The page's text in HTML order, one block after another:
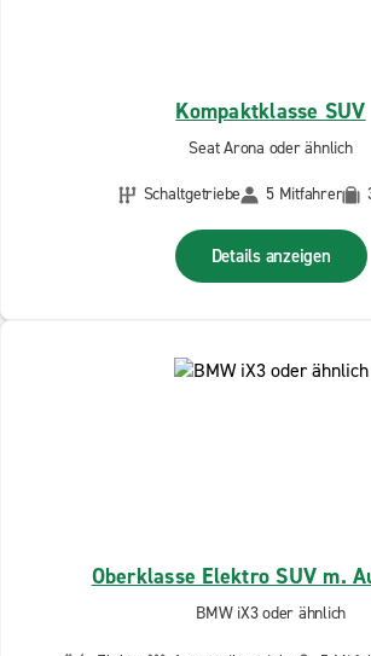
Kompaktklasse SUV
Seat Arona oder ähnlich
Schaltgetriebe
5 Mitfahrer
Details anzeigen
Oberklasse Elektro SUV m.
BMW iX3 oder ähnlich